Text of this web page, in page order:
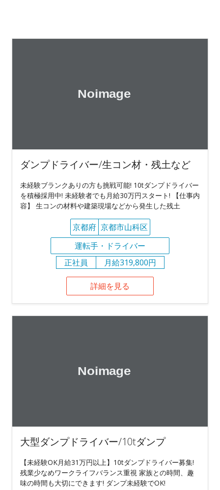
ダンプドライバー/生コン材・残土など
未経験ブランクありの方も挑戦可能! 10tダンプドライバー
を積極採用中! 未経験者でも月給30万円スタート! 【仕事内
容】 生コンの材料や建築現場などから発生した残土
京都府 京都市山科区
運転手・ドライバー
正社員
月給319,800円
詳細を見る
大型ダンプドライバー/10tダンプ
【未経験OK月給31万円以上】10tダンプドライバー募集!
残業少なめワークライフバランス重視 家族との時間、趣
味の時間も大切にできます! ダンプ未経験でOK!